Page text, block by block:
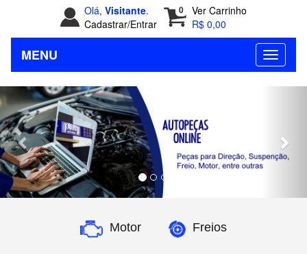
Olá, Visitante.
Cadastrar/Entrar
0
Ver Carrinho
R$ 0,00
MENU
Previous
Motor Freios